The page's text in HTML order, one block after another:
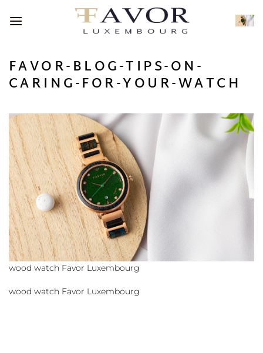
au
FAVOR-BLOG-TIPS-ON-
CARING-FOR-YOUR-WATCH
wood watch Favor Luxembourg
wood watch Favor Luxembourg